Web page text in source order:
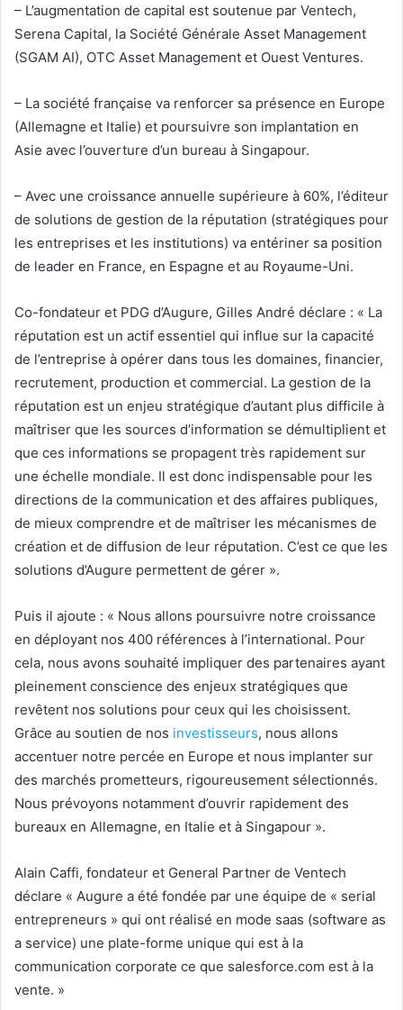
– L’augmentation de capital est soutenue par Ventech,
Serena Capital, la Société Générale Asset Management
(SGAM AI), OTC Asset Management et Ouest Ventures.
– La société française va renforcer sa présence en Europe
(Allemagne et Italie) et poursuivre son implantation en
Asie avec l’ouverture d’un bureau à Singapour.
– Avec une croissance annuelle supérieure à 60%, l’éditeur
de solutions de gestion de la réputation (stratégiques pour
les entreprises et les institutions) va entériner sa position
de leader en France, en Espagne et au Royaume-Uni.
Co-fondateur et PDG d’Augure, Gilles André déclare : « La
réputation est un actif essentiel qui influe sur la capacité
de l’entreprise à opérer dans tous les domaines, financier,
recrutement, production et commercial. La gestion de la
réputation est un enjeu stratégique d’autant plus difficile à
maîtriser que les sources d’information se démultiplient et
que ces informations se propagent très rapidement sur
une échelle mondiale. Il est donc indispensable pour les
directions de la communication et des affaires publiques,
de mieux comprendre et de maîtriser les mécanismes de
création et de diffusion de leur réputation. C’est ce que les
solutions d’Augure permettent de gérer ».
Puis il ajoute : « Nous allons poursuivre notre croissance
en déployant nos 400 références à l’international. Pour
cela, nous avons souhaité impliquer des partenaires ayant
pleinement conscience des enjeux stratégiques que
revêtent nos solutions pour ceux qui les choisissent.
Grâce au soutien de nos investisseurs, nous allons
accentuer notre percée en Europe et nous implanter sur
des marchés prometteurs, rigoureusement sélectionnés.
Nous prévoyons notamment d’ouvrir rapidement des
bureaux en Allemagne, en Italie et à Singapour ».
Alain Caffi, fondateur et General Partner de Ventech
déclare « Augure a été fondée par une équipe de « serial
entrepreneurs » qui ont réalisé en mode saas (software as
a service) une plate-forme unique qui est à la
communication corporate ce que salesforce.com est à la
vente. »